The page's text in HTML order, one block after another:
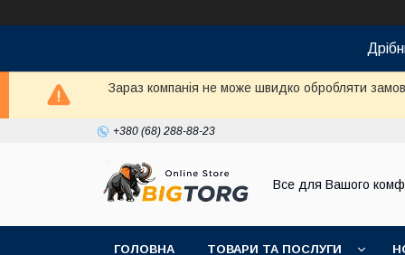
Зараз компанія не може швидко обробляти
+380 (68) 288-88-23
Все для Вашого
ГОЛОВНА ТОВАРИ ТА ПОСЛУГИ